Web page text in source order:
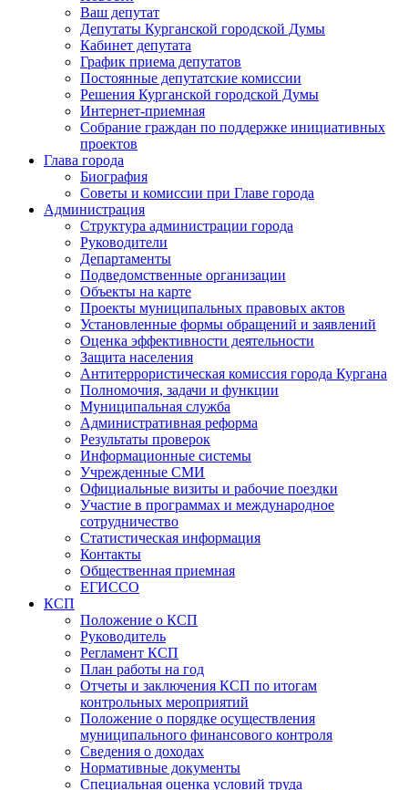
Ваш депутат
Депутаты Курганской городской Думы
Кабинет депутата
График приема депутатов
Постоянные депутатские комиссии
Решения Курганской городской Думы
Интернет-приемная
Собрание граждан по поддержке инициативных
проектов
Глава города
Биография
Советы и комиссии при Главе города
Администрация
Структура администрации города
Руководители
Департаменты
Подведомственные организации
Объекты на карте
Проекты муниципальных правовых актов
Установленные формы обращений и заявлений
Оценка эффективности деятельности
Защита населения
Антитеррористическая комиссия города Кургана
Полномочия, задачи и функции
Муниципальная служба
Административная реформа
Результаты проверок
Информационные системы
Учрежденные СМИ
Официальные визиты и рабочие поездки
Участие в программах и международное
сотрудничество
Статистическая информация
Контакты
Общественная приемная
ЕГИССО
КСП
Положение о КСП
Руководитель
Регламент КСП
План работы на год
Отчеты и заключения КСП по итогам
контрольных мероприятий
Положение о порядке осуществления
муниципального финансового контроля
Сведения о доходах
Нормативные документы
Специальная оценка условий труда